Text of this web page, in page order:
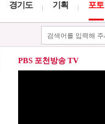
경기도 기획 포토
PBS 포천방송 TV